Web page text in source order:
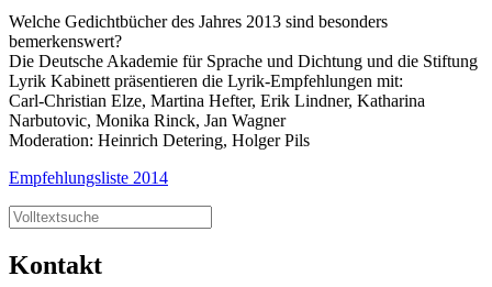
Welche Gedichtbücher des Jahres 2013 sind besonders
bemerkenswert?
Die Deutsche Akademie für Sprache und Dichtung und die Stiftung
Lyrik Kabinett präsentieren die Lyrik-Empfehlungen mit:
Carl-Christian Elze, Martina Hefter, Erik Lindner, Katharina
Narbutovic, Monika Rinck, Jan Wagner
Moderation: Heinrich Detering, Holger Pils
Empfehlungsliste 2014
Kontakt